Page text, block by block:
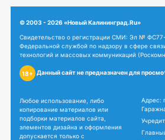
© 2003 - 2026 «Новый Калининград.Ru»
Свидетельство о регистрации СМИ: Эл №
Федеральной службой по надзору в сфере
технологий и массовых коммуникаций
18+ Данный сайт не предназначен для
Любое использование, либо
копирование материалов или
подборки материалов сайта,
элементов дизайна и оформления
допускается только с
Адрес: